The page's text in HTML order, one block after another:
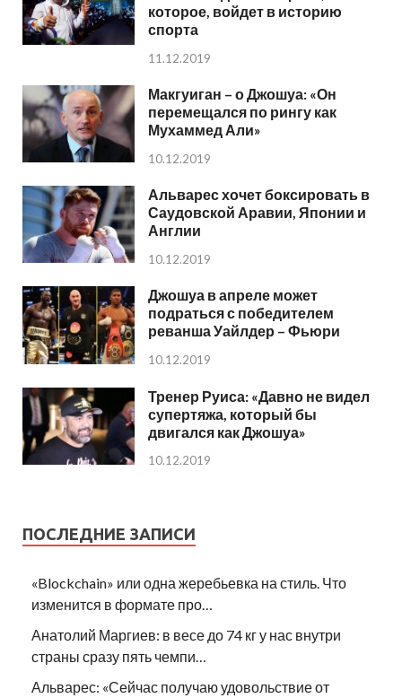
которое, войдет в историю
спорта
11.12.2019
Макгуиган – о Джошуа: «Он
перемещался по рингу как
Мухаммед Али»
10.12.2019
Альварес хочет боксировать в
Саудовской Аравии, Японии и
Англии
10.12.2019
Джошуа в апреле может
подраться с победителем
реванша Уайлдер – Фьюри
10.12.2019
Тренер Руиса: «Давно не видел
супертяжа, который бы
двигался как Джошуа»
10.12.2019
ПОСЛЕДНИЕ ЗАПИСИ
«Blockchain» или одна жеребьевка на стиль. Что
изменится в формате про…
Анатолий Маргиев: в весе до 74 кг у нас внутри
страны сразу пять чемпи…
Альварес: «Сейчас получаю удовольствие от